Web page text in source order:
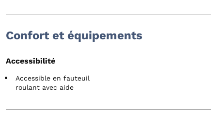
Confort et équipements
Accessibilité
Accessible en fauteuil
roulant avec aide